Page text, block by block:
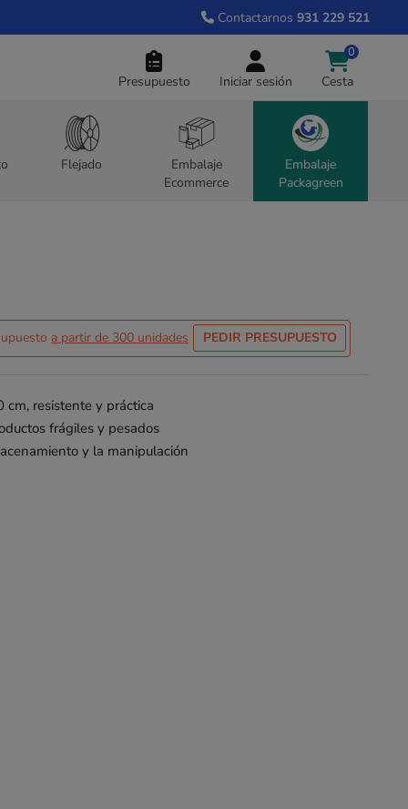
Contactarnos 931 229 521
Presupuesto Iniciar sesión Cesta
0
Flejado
Embalaje
Ecommerce
Embalaje
Packagreen
a partir de 300 unidades PEDIR PRESUPUESTO
resistente y práctica
frágiles y pesados
y la manipulación